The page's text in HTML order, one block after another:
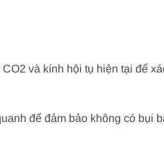
và kính hội tụ hiện tại để
để đảm bảo không có bụi